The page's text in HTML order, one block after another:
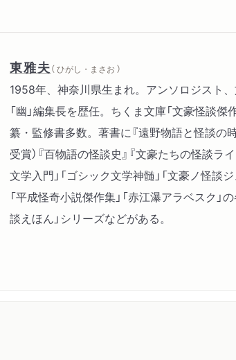
東雅夫（ ひがし・まさお ）
1958年、神奈川県生まれ。アンソロジスト、
「幽」編集長を歴任。ちくま文庫「文豪怪談傑
纂・監修書多数。著書に『遠野物語と怪談の
受賞）『百物語の怪談史』『文豪たちの怪談ラ
文学入門」「ゴシック文学神髄」「文豪ノ怪談
「平成怪奇小説傑作集」「赤江瀑アラベスク」
談えほん」シリーズなどがある。